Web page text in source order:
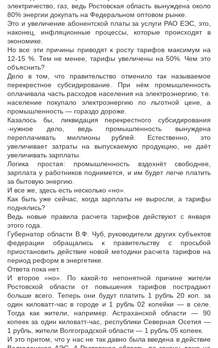
электричество, газ, ведь Ростовская область вынуждена около
80% энергии докупать на Федеральном оптовом рынке.
Это и увеличение абонентской платы за услуги РАО ЕЭС, это,
наконец, инфляционные процессы, которые происходят в
экономике.
Но все эти причины приводят к росту тарифов максимум на
12-15 %. Тем не менее, тарифы увеличены на 50%. Чем это
объяснить?
Дело в том, что правительство отменило так называемое
перекрестное субсидирование. При нём промышленность
оплачивала часть расходов населения на электроэнергию, т.е.
население покупало электроэнергию по льготной цене, а
промышленность — гораздо дороже.
Казалось бы, ликвидация перекрестного субсидирования
-нужное дело, ведь промышленность вынуждена
переплачивать миллионы рублей. Естественно, это
увеличивает затраты на выпускаемую продукцию, не даёт
увеличивать зарплаты.
Логика простая: промышленность вздохнёт свободнее,
зарплата у работников поднимется, и им будет легче платить
за бытовую энергию.
И все же, здесь есть несколько «но».
Как быть уже сейчас, когда зарплаты не выросли, а тарифы
поднялись?
Ведь новые правила расчета тарифов действуют с января
этого года.
Губернатор области В.Ф. Чуб, руководители других субъектов
федерации обращались к правительству с просьбой
приостановить действие новой методики расчета тарифов на
период реформ в энергетике.
Ответа пока нет.
И второе «но». По какой-то непонятной причине жители
Ростовской области от повышения тарифов пострадают
больше всего. Теперь они будут платить 1 рубль 20 коп. за
один киловатт-час в городе и 1 рубль 02 копейки — в селе.
Тогда как жители, например. Астраханской области — 90
копеек за один киловатт-час, республики Северная Осетия —
1 рубль, жители Волгоградской области — 1 рубль 05 копеек.
И это притом, что у нас не так давно была введена в действие